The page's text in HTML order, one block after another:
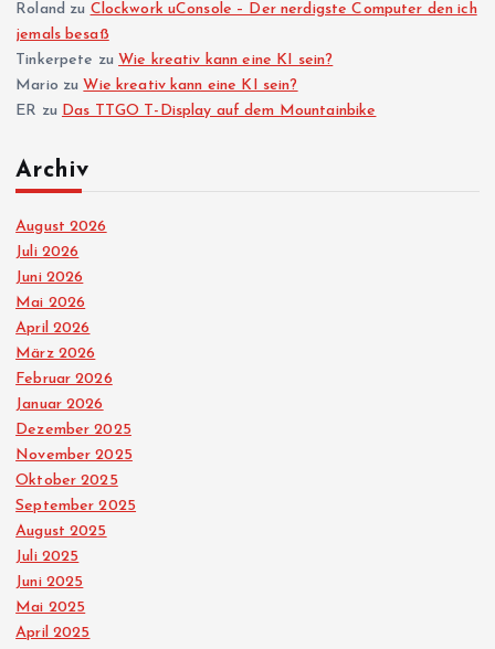
u
m
Roland zu Clockwork uConsole – Der nerdigste Computer den ich
jemals besaß
Tinkerpete zu Wie kreativ kann eine KI sein?
Mario zu Wie kreativ kann eine KI sein?
ER zu Das TTGO T-Display auf dem Mountainbike
Archiv
August 2026
Juli 2026
Juni 2026
Mai 2026
April 2026
März 2026
Februar 2026
Januar 2026
Dezember 2025
November 2025
Oktober 2025
September 2025
August 2025
Juli 2025
Juni 2025
Mai 2025
April 2025